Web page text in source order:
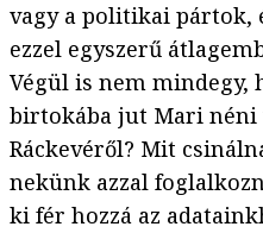
vagy a politikai pártok,
ezzel egyszerű
Végül is nem mindegy,
birtokába jut Mari néni
Ráckevéről? Mit
nekünk azzal
ki fér hozzá az